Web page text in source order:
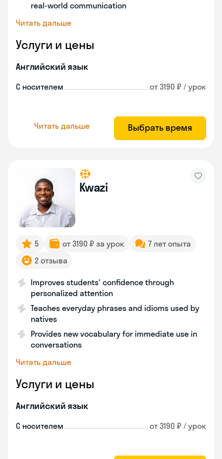
real-world communication
Читать дальше
Услуги и цены
Английский язык
С носителем от 3190 ₽ / урок
Читать дальше Выбрать время
Kwazi
5 от 3190 ₽ за урок
7 лет опыта
2 отзыва
Improves students' confidence through
personalized attention
Teaches everyday phrases and idioms used by
natives
Provides new vocabulary for immediate use in
conversations
Читать дальше
Услуги и цены
Английский язык
С носителем от 3190 ₽ / урок